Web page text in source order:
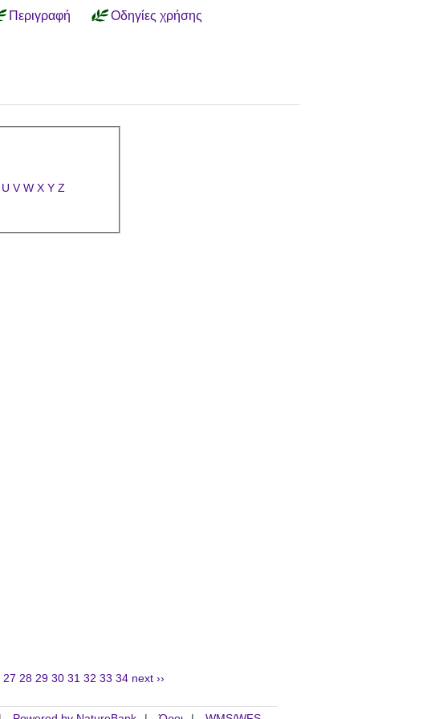
Περιγραφή Οδηγίες χρήσης
U V W X Y Z
27 28 29 30 31 32 33 34 next ››